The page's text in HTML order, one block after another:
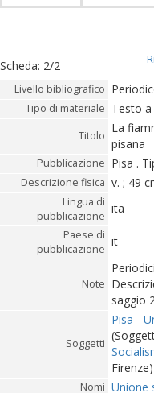
Scheda: 2/2
Livello bibliografico
Tipo di materiale Testo
Titolo
La
pisana
Pubblicazione Pisa .
Descrizione fisica v. ; 49
Lingua di
pubblicazione
ita
Paese di
pubblicazione
it
Note
saggio
Soggetti
Pisa -
Firenze)
Nomi Unione